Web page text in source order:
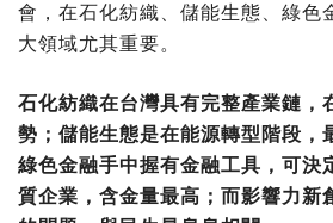
會，在石化紡織、儲能生態、綠色
大領域尤其重要。
石化紡織在台灣具有完整產業鏈，
勢；儲能生態是在能源轉型階段，
綠色金融手中握有金融工具，可決
質企業，含金量最高；而影響力新